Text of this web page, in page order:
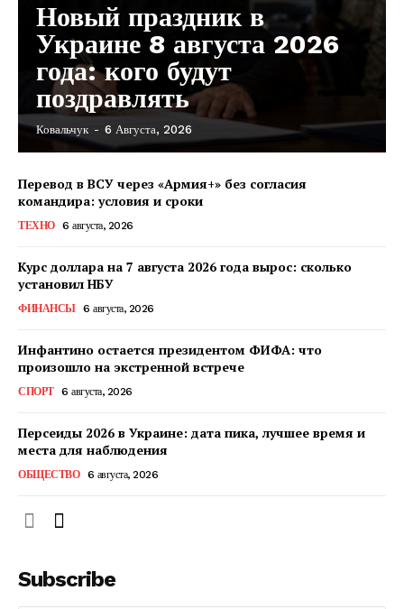
Новый праздник в
Украине 8 августа 2026
года: кого будут
поздравлять
Ковальчук - 6 Августа, 2026
Перевод в ВСУ через «Армия+» без согласия
командира: условия и сроки
ТЕХНО 6 августа, 2026
Курс доллара на 7 августа 2026 года вырос: сколько
установил НБУ
ФИНАНСЫ 6 августа, 2026
Инфантино остается президентом ФИФА: что
произошло на экстренной встрече
СПОРТ 6 августа, 2026
Персеиды 2026 в Украине: дата пика, лучшее время и
места для наблюдения
ОБЩЕСТВО 6 августа, 2026
Subscribe